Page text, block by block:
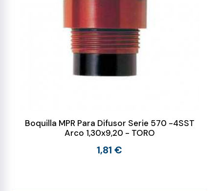
Boquilla MPR Para Difusor Serie 570 -4SST
Arco 1,30x9,20 - TORO
1,81 €